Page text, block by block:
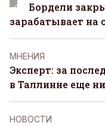
Бордели
зарабатывает на
MНЕНИЯ
Эксперт: за
в Таллинне еще
НОВОСТИ